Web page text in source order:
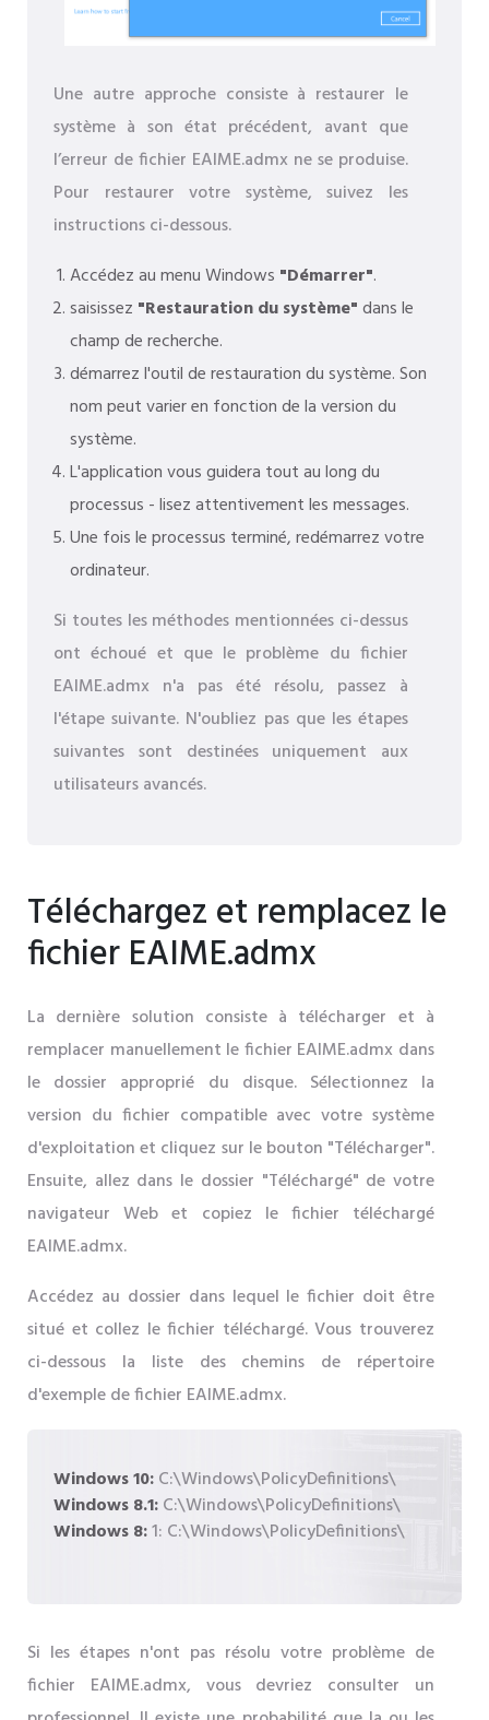
Une autre approche consiste à restaurer le
système à son état précédent, avant que
l’erreur de fichier EAIME.admx ne se produise.
Pour restaurer votre système, suivez les
instructions ci-dessous.
Accédez au menu Windows "Démarrer".
saisissez "Restauration du système"dans le
champ de recherche.
démarrez l'outil de restauration du système. Son
nom peut varier en fonction de la version du
système.
L'application vous guidera tout au long du
processus - lisez attentivement les messages.
Une fois le processus terminé, redémarrez votre
ordinateur.
Si toutes les méthodes mentionnées ci-dessus
ont échoué et que le problème du fichier
EAIME.admx n'a pas été résolu, passez à
l'étape suivante. N'oubliez pas que les étapes
suivantes sont destinées uniquement aux
utilisateurs avancés.
Téléchargez et remplacez le
fichier EAIME.admx
La dernière solution consiste à télécharger et à
remplacer manuellement le fichier EAIME.admx dans
le dossier approprié du disque. Sélectionnez la
version du fichier compatible avec votre système
d'exploitation et cliquez sur le bouton "Télécharger".
Ensuite, allez dans le dossier "Téléchargé" de votre
navigateur Web et copiez le fichier téléchargé
EAIME.admx.
Accédez au dossier dans lequel le fichier doit être
situé et collez le fichier téléchargé. Vous trouverez
ci-dessous la liste des chemins de répertoire
d'exemple de fichier EAIME.admx.
Windows 10:C:\Windows\PolicyDefinitions\
Windows 8.1:C:\Windows\PolicyDefinitions\
Windows 8:1: C:\Windows\PolicyDefinitions\
Si les étapes n'ont pas résolu votre problème de
fichier EAIME.admx, vous devriez consulter un